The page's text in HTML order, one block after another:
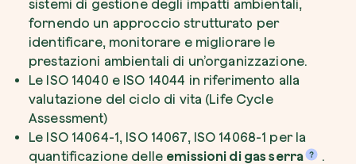
sistemi di gestione degli impatti ambientali,
fornendo un approccio strutturato per
identificare, monitorare e migliorare le
prestazioni ambientali di un’organizzazione.
Le ISO 14040 e ISO 14044 in riferimento alla
valutazione del ciclo di vita (Life Cycle
Assessment)
Le ISO 14064-1, ISO 14067, ISO 14068-1 per la
quantificazione delle emissioni di gas serra .